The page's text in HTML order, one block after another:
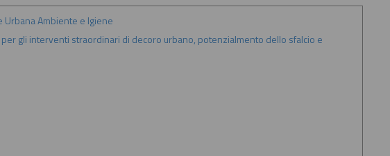
Ambiente e Igiene
gli interventi straordinari di decoro urbano, potenzialmento dello sfalcio e